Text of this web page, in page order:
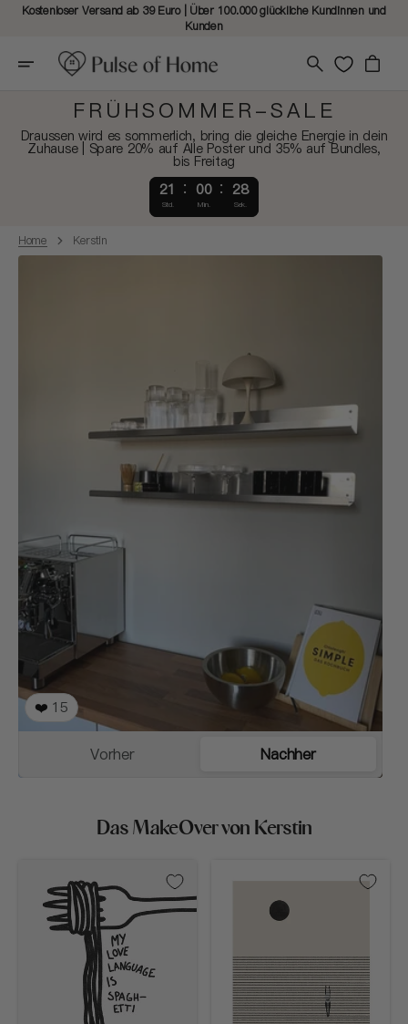
Kostenloser Versand ab 39 Euro | Über 100.000 glückliche Kundinnen und
Kunden
Warenkorb
FRÜHSOMMER-SALE
Draussen wird es sommerlich, bring die gleiche Energie in dein
Zuhause | Spare 20% auf Alle Poster und 35% auf Bundles,
bis Freitag
21
Std.
00
Min.
26
Sek.
Home Kerstin
❤️ 15
Vorher Nachher
Das MakeOver von Kerstin
Spaghetti